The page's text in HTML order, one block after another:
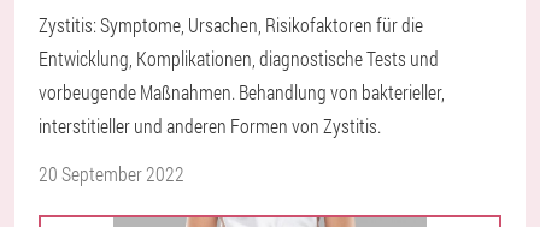
Zystitis: Symptome, Ursachen, Risikofaktoren für die
Entwicklung, Komplikationen, diagnostische Tests und
vorbeugende Maßnahmen. Behandlung von bakterieller,
interstitieller und anderen Formen von Zystitis.
20 September 2022